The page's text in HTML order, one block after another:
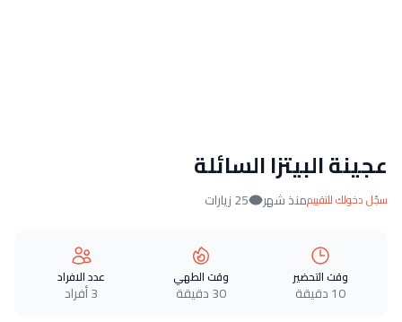
عجينة البيتزا السائلة
سجّل دخولك للتقييممنذ شهر 25 زيارات
وقت التحضير
10 دقيقة
وقت الطهي
30 دقيقة
عدد الافراد
3 أفراد